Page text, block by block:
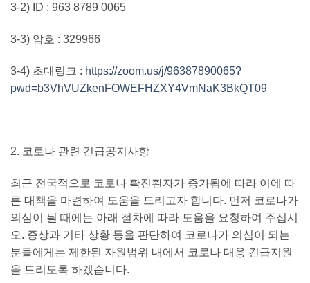
3-2) ID : 963 8789 0065
3-3) 암호 : 329966
3-4) 초대링크 : https://zoom.us/j/96387890065?
pwd=b3VhVUZkenFOWEFHZXY4VmNaK3BkQT09
2. 코로나 관련 긴급공지사항
최근 전국적으로 코로나 확진환자가 증가됨에 따라 이에 따
른 대책을 마련하여 도움을 드리고자 합니다. 먼저 코로나가
의심이 될 때에는 아래 절차에 따라 도움을 요청하여 주십시
오. 증상과 기타 상황 등을 판단하여 코로나가 의심이 되는
분들에게는 제한된 자원범위 내에서 코로나 대응 긴급지원
을 드리도록 하겠습니다.